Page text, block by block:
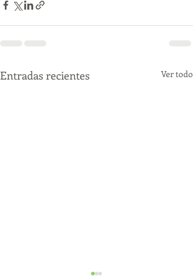
Entradas recientes Ver todo